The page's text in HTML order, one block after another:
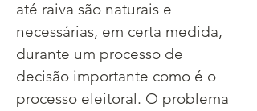
até raiva são naturais e
necessárias, em certa medida,
durante um processo de
decisão importante como é o
processo eleitoral. O problema